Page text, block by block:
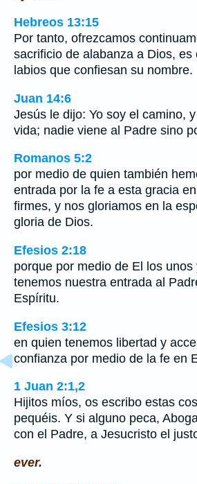
Hebreos 13:15
Por tanto, ofrezcamos
sacrificio de alabanza a Dios, es
labios que confiesan su nombre.
Juan 14:6
Jesús le dijo: Yo soy el camino,
vida; nadie viene al Padre sino
Romanos 5:2
por medio de quien también
entrada por la fe a esta gracia
firmes, y nos gloriamos en la
gloria de Dios.
Efesios 2:18
porque por medio de El los unos
tenemos nuestra entrada al
Espíritu.
Efesios 3:12
en quien tenemos libertad y
confianza por medio de la fe en
1 Juan 2:1,2
Hijitos míos, os escribo estas
pequéis. Y si alguno peca,
con el Padre, a Jesucristo el
ever.